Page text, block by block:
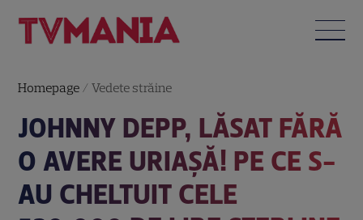
Homepage /Vedete străine
JOHNNY DEPP, LĂSAT FĂRĂ
O AVERE URIAȘĂ! PE CE S-
AU CHELTUIT CELE